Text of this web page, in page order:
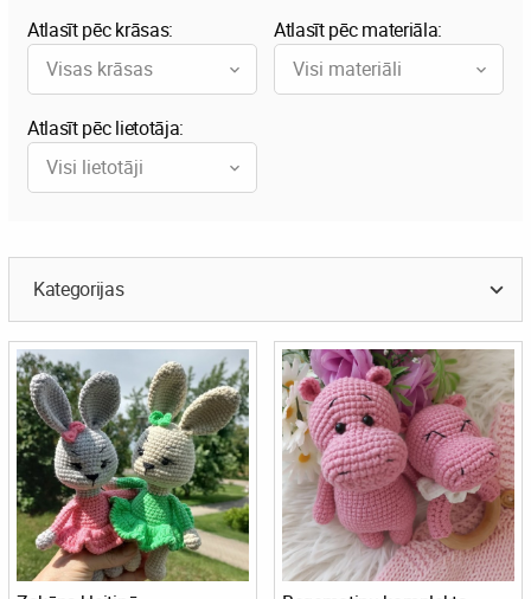
Atlasīt pēc krāsas:
Visas krāsas
Atlasīt pēc materiāla:
Visi materiāli
Atlasīt pēc lietotāja:
Visi lietotāji
Kategorijas